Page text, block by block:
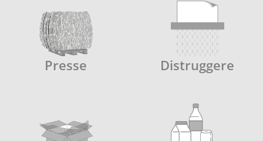
Presse Distruggere